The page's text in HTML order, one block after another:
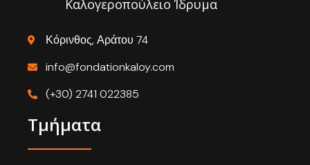
Καλογεροπούλειο Ίδρυμα
Κόρινθος, Αράτου 74
info@fondationkaloy.com
(+30) 2741 022385
Τμήματα